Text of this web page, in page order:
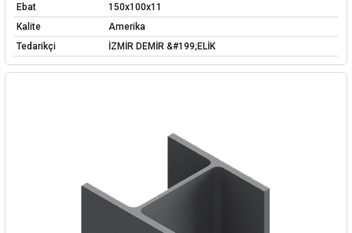
Ebat
150x100x11
Kalite
Amerika
Tedarikçi
İZMİR DEMİR &#199;ELİK